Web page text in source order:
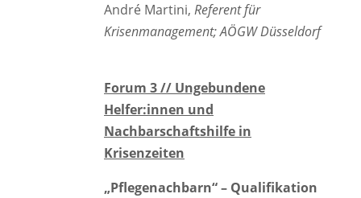
André Martini, Referent für
Krisenmanagement; AÖGW Düsseldorf
Forum 3 // Ungebundene
Helfer:innen und
Nachbarschaftshilfe in
Krisenzeiten
„Pflegenachbarn“ – Qualifikation